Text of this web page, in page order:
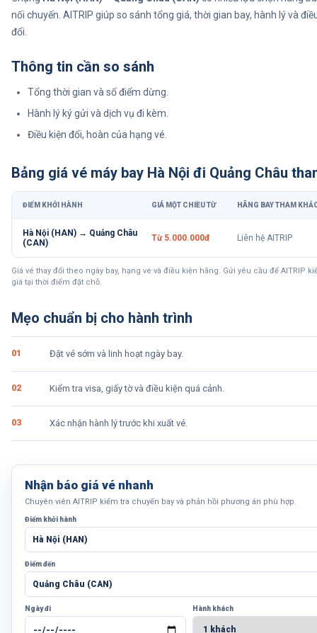
nối chuyến. AITRIP giúp so sánh tổng giá, thời gian bay, hành lý và
đổi.
Thông tin cần so sánh
Tổng thời gian và số điểm dừng.
Hành lý ký gửi và dịch vụ đi kèm.
Điều kiện đổi, hoàn của hạng vé.
Bảng giá vé máy bay Hà Nội đi Quảng Châu
ĐIỂM KHỞI HÀNH GIÁ MỘT CHIỀU TỪ HÃNG BAY THAM
Hà Nội (HAN) → Quảng Châu
(CAN)
Từ 5.000.000đ Liên hệ AITRIP
Giá vé thay đổi theo ngày bay, hạng vé và điều kiện hãng. Gửi yêu cầu để AITRIP
giá tại thời điểm đặt chỗ.
Mẹo chuẩn bị cho hành trình
01 Đặt vé sớm và linh hoạt ngày bay.
02 Kiểm tra visa, giấy tờ và điều kiện quá cảnh.
03 Xác nhận hành lý trước khi xuất vé.
Nhận báo giá vé nhanh
Chuyên viên AITRIP kiểm tra chuyến bay và phản hồi phương án phù hợp.
Điểm khởi hành
Điểm đến
Ngày đi Hành khách